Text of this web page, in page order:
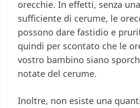
orecchie. In effetti, senza
sufficiente di cerume, le
possono dare fastidio e
quindi per scontato che le
vostro bambino siano
notate del cerume.
Inoltre, non esiste una